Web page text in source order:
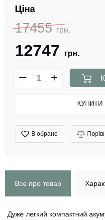
Ціна
17455грн.
12747 грн.
КУПИТИ
В обране
Все про товар
Дуже легкий компактний